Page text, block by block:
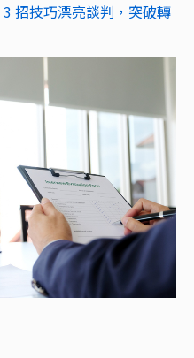
招技巧漂亮談判，突破轉